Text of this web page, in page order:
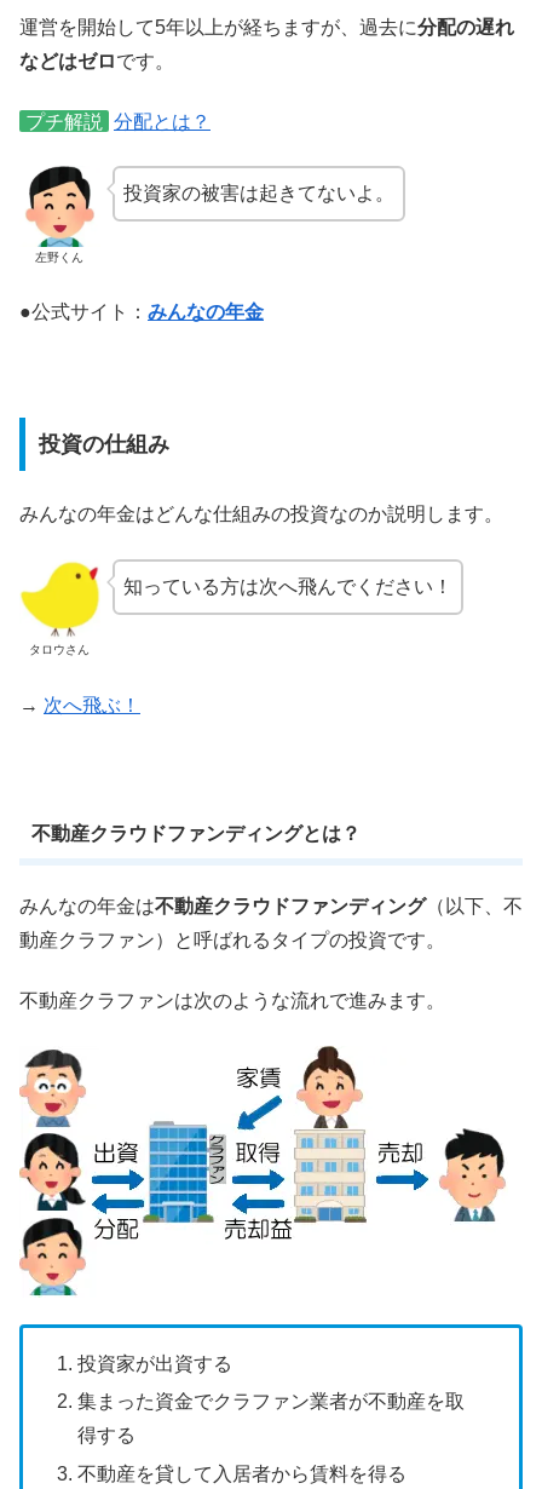
運営を開始して5年以上が経ちますが、過去に分配の遅れ
などはゼロです。
プチ解説 分配とは？
左野くん
投資家の被害は起きてないよ。
●公式サイト： みんなの年金
投資の仕組み
みんなの年金はどんな仕組みの投資なのか説明します。
タロウさん
知っている方は次へ飛んでください！
→ 次へ飛ぶ！
不動産クラウドファンディングとは？
みんなの年金は不動産クラウドファンディング（以下、不
動産クラファン）と呼ばれるタイプの投資です。
不動産クラファンは次のような流れで進みます。
投資家が出資する
集まった資金でクラファン業者が不動産を取
得する
不動産を貸して入居者から賃料を得る